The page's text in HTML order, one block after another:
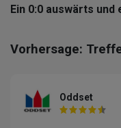
Ein 0:0 auswärts und
Vorhersage:
Oddset